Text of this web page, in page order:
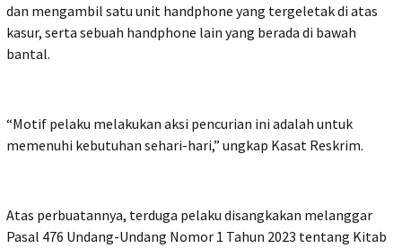
dan mengambil satu unit handphone yang tergeletak di atas
kasur, serta sebuah handphone lain yang berada di bawah
bantal.
“Motif pelaku melakukan aksi pencurian ini adalah untuk
memenuhi kebutuhan sehari-hari,” ungkap Kasat Reskrim.
Atas perbuatannya, terduga pelaku disangkakan melanggar
Pasal 476 Undang-Undang Nomor 1 Tahun 2023 tentang Kitab